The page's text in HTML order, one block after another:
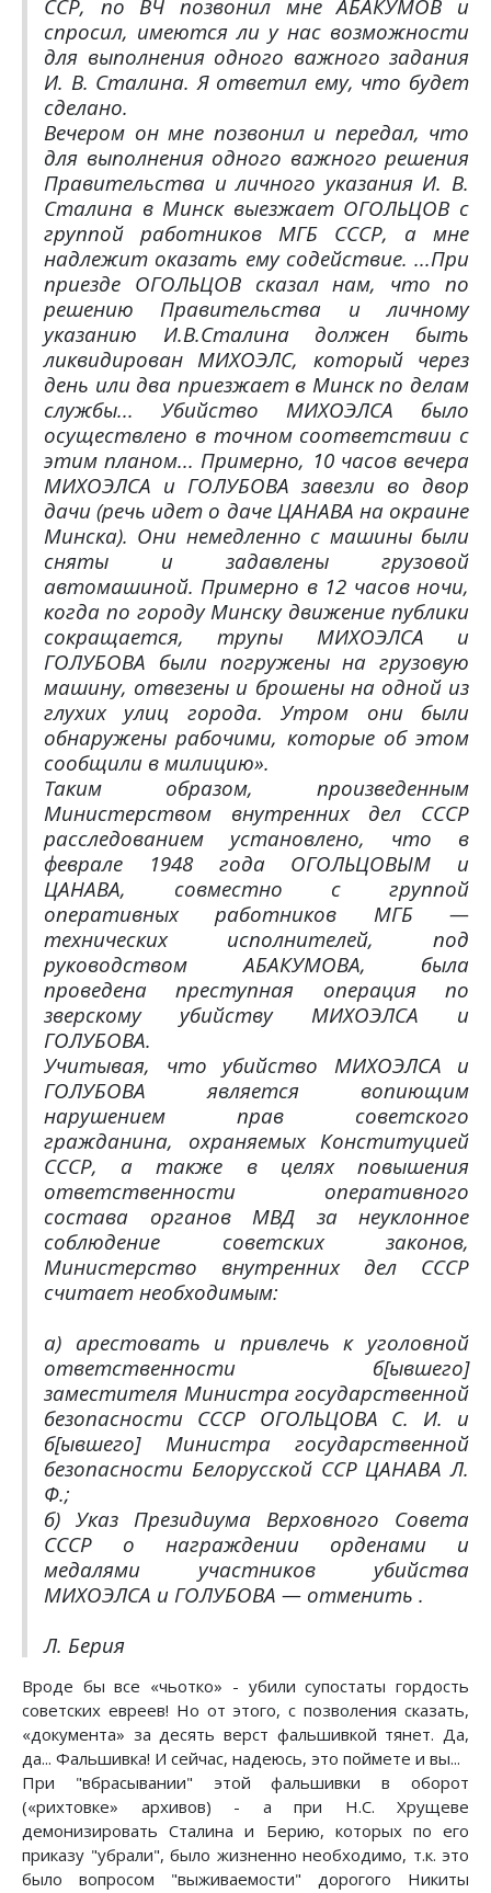
ССР, по ВЧ позвонил мне АБАКУМОВ и
спросил, имеются ли у нас возможности
для выполнения одного важного задания
И. В. Сталина. Я ответил ему, что будет
сделано.
Вечером он мне позвонил и передал, что
для выполнения одного важного решения
Правительства и личного указания И. В.
Сталина в Минск выезжает ОГОЛЬЦОВ с
группой работников МГБ СССР, а мне
надлежит оказать ему содействие. ...При
приезде ОГОЛЬЦОВ сказал нам, что по
решению Правительства и личному
указанию И.В.Сталина должен быть
ликвидирован МИХОЭЛС, который через
день или два приезжает в Минск по делам
службы... Убийство МИХОЭЛСА было
осуществлено в точном соответствии с
этим планом... Примерно, 10 часов вечера
МИХОЭЛСА и ГОЛУБОВА завезли во двор
дачи (речь идет о даче ЦАНАВА на окраине
Минска). Они немедленно с машины были
сняты и задавлены грузовой
автомашиной. Примерно в 12 часов ночи,
когда по городу Минску движение публики
сокращается, трупы МИХОЭЛСА и
ГОЛУБОВА были погружены на грузовую
машину, отвезены и брошены на одной из
глухих улиц города. Утром они были
обнаружены рабочими, которые об этом
сообщили в милицию».
Таким образом, произведенным
Министерством внутренних дел СССР
расследованием установлено, что в
феврале 1948 года ОГОЛЬЦОВЫМ и
ЦАНАВА, совместно с группой
оперативных работников МГБ —
технических исполнителей, под
руководством АБАКУМОВА, была
проведена преступная операция по
зверскому убийству МИХОЭЛСА и
ГОЛУБОВА.
Учитывая, что убийство МИХОЭЛСА и
ГОЛУБОВА является вопиющим
нарушением прав советского
гражданина, охраняемых Конституцией
СССР, а также в целях повышения
ответственности оперативного
состава органов МВД за неуклонное
соблюдение советских законов,
Министерство внутренних дел СССР
считает необходимым:
а) арестовать и привлечь к уголовной
ответственности б[ывшего]
заместителя Министра государственной
безопасности СССР ОГОЛЬЦОВА С. И. и
б[ывшего] Министра государственной
безопасности Белорусской ССР ЦАНАВА Л.
Ф.;
б) Указ Президиума Верховного Совета
СССР о награждении орденами и
медалями участников убийства
МИХОЭЛСА и ГОЛУБОВА — отменить .
Л. Берия
Вроде бы все «чьотко» - убили супостаты гордость
советских евреев! Но от этого, с позволения сказать,
«документа» за десять верст фальшивкой тянет. Да,
да... Фальшивка! И сейчас, надеюсь, это поймете и вы...
При "вбрасывании" этой фальшивки в оборот
(«рихтовке» архивов) - а при Н.С. Хрущеве
демонизировать Сталина и Берию, которых по его
приказу "убрали", было жизненно необходимо, т.к. это
было вопросом "выживаемости" дорогого Никиты